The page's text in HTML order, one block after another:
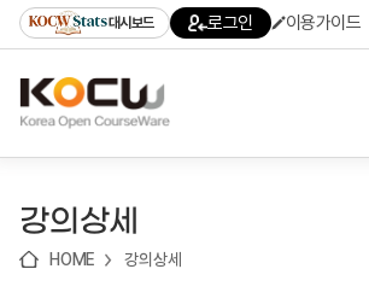
기
기
기
content)
가
대시보드 로그인 이용가이드
강의상세
HOME 강의상세